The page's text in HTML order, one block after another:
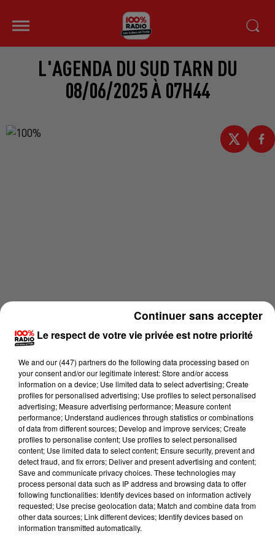
L'AGENDA DU SUD TARN DU
08/06/2025 À 07H44
Lecture (1 min 14 sec)
100%
100% Radio l'agenda du sud Tarn
Le respect de votre vie privée est notre priorité
We and our (447) partnersdo the following data processing based on
your consent and/or our legitimate interest: Store and/or access
information on a device; Use limited data to select advertising; Create
profiles for personalised advertising; Use profiles to select personalised
advertising; Measure advertising performance; Measure content
performance; Understand audiences through statistics or combinations
of data from different sources; Develop and improve services; Create
profiles to personalise content; Use profiles to select personalised
content; Use limited data to select content; Ensure security, prevent and
detect fraud, and fix errors; Deliver and present advertising and content;
Save and communicate privacy choices. These technologies may
process personal data such as IP address and browsing data to offer
following functionalities: Identify devices based on information actively
requested; Use precise geolocation data; Match and combine data from
other data sources; Link different devices; Identify devices based on
information transmitted automatically.
Continuer sans accepter